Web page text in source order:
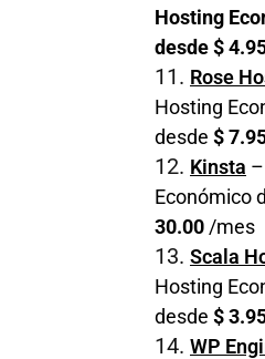
Hosting
desde $
Rose
Hosting
desde $
Kinsta
Económico
30.00 /mes
Scala
Hosting
desde $
WP